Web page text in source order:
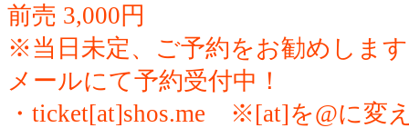
前売 3,000円
※当日未定、ご予約をお勧めしま
メールにて予約受付中！
・ticket[at]shos.me ※[at]を@に変